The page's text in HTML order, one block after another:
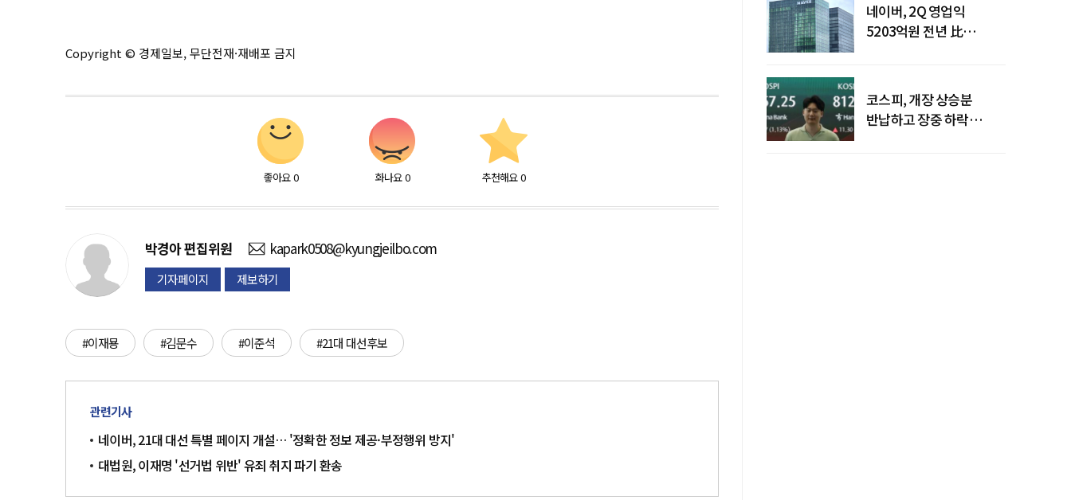
Copyright © 경제일보, 무단전재·재배포 금지
좋아요 0 화나요 0 추천해요 0
박경아편집위원 kapark0508@kyungjeilbo.com
기자페이지 제보하기
#이재묭 #김문수 #이준석 #21대 대선후보
관련기사
네이버, 21대 대선 특별 페이지 개설… '정확한 정보 제공·부정행위 방지'
대법원, 이재명 '선거법 위반' 유죄 취지 파기 환송
네이버, 2Q 영업익
5203억원 전년 比
코스피, 개장 상승분
반납하고 장중 하락